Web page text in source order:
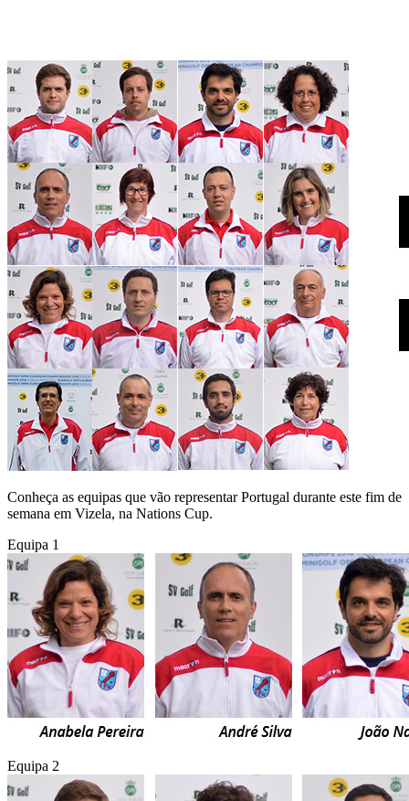
Conheça as equipas que vão representar Portugal durante este fim de
semana em Vizela, na Nations Cup.
Equipa 1
Equipa 2